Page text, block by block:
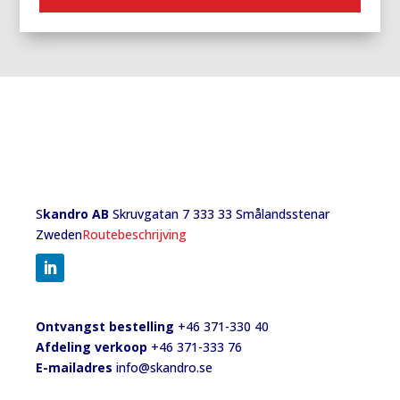
Skandro AB Skruvgatan 7 333 33 Smålandsstenar
ZwedenRoutebeschrijving
Ontvangst bestelling +46 371-330 40
Afdeling verkoop +46 371-333 76
E-mailadres info@skandro.se